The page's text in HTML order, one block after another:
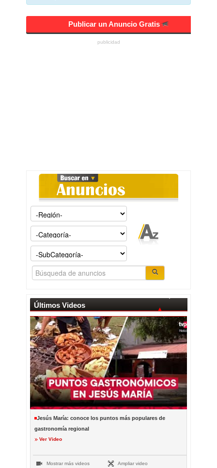
Publicar un Anuncio Gratis
publicidad
Últimos Videos
Jesús María: conoce los puntos más populares de
gastronomía regional
Ver Video
Mostrar más videos Ampliar video